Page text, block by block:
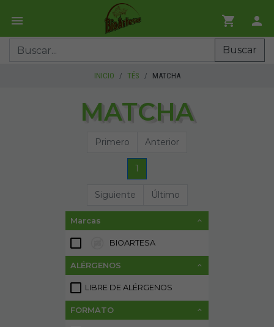
Buscar
INICIO TÉS MATCHA
MATCHA
Primero Anterior
1
Siguiente Último
Marcas
BIOARTESA
ALÉRGENOS
LIBRE DE ALÉRGENOS
FORMATO